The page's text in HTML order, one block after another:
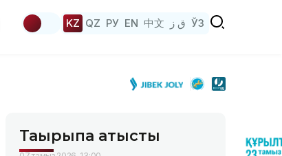
KZ QZ РУ EN 中文 ق ز ЎЗ
Тақырыпқа қатысты